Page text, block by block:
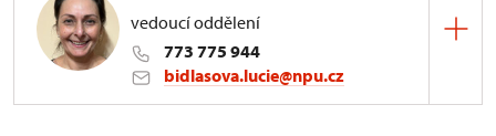
vedoucí oddělení
773 775 944
bidlasova.lucie@npu.cz